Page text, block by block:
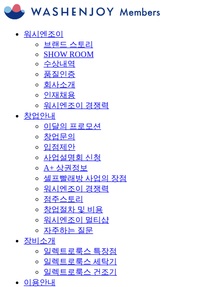
워시엔조이
브랜드 스토리
SHOW ROOM
수상내역
품질인증
회사소개
인재채용
워시엔조이 경쟁력
창업안내
이달의 프로모션
창업문의
입점제안
사업설명회 신청
A+ 상권정보
셀프빨래방 사업의 장점
워시엔조이 경쟁력
점주스토리
창업절차 및 비용
워시엔조이 멀티샵
자주하는 질문
장비소개
일렉트로룩스 특장점
일렉트로룩스 세탁기
일렉트로룩스 건조기
이용안내